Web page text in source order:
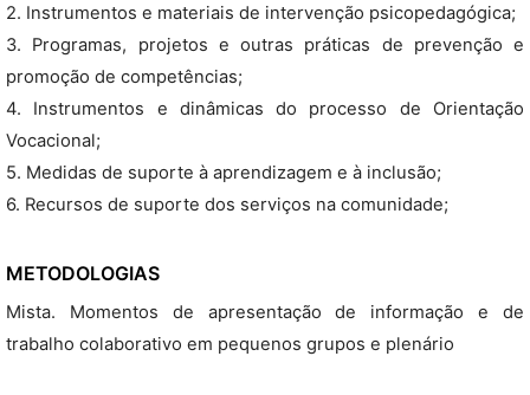
2. Instrumentos e materiais de intervenção psicopedagógica;
3. Programas, projetos e outras práticas de prevenção e
promoção de competências;
4. Instrumentos e dinâmicas do processo de Orientação
Vocacional;
5. Medidas de suporte à aprendizagem e à inclusão;
6. Recursos de suporte dos serviços na comunidade;
METODOLOGIAS
Mista. Momentos de apresentação de informação e de
trabalho colaborativo em pequenos grupos e plenário